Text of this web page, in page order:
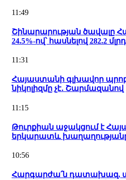
11:49
Շինարարության ծավալը
24.5%-ով՝ հասնելով 282.2
11:31
Հայաստանի գլխավոր
նիկոլիզմը չէ․ Շարմազանով
11:15
Թուրքիան աջակցում է
երկարատև
10:56
Հարգարժա՛ն դատախազ,